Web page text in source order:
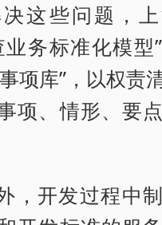
这些问题，
业务标准化模型
项库”，以权责
项、情形、要
，开发过程中